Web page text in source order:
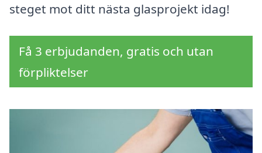
steget mot ditt nästa glasprojekt idag!
Få 3 erbjudanden, gratis och utan
förpliktelser